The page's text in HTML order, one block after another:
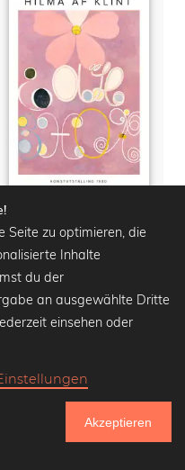
Hilma af Klint Konstutställing 1980
Wandbilder ab16,90 €
Seite zu optimieren, die
Inhalte
du der
an ausgewählte Dritte
einsehen oder
Akzeptieren